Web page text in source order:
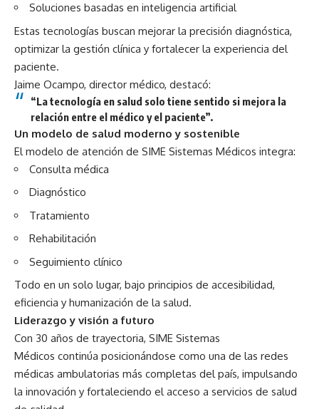
Soluciones basadas en inteligencia artificial
Estas tecnologías buscan mejorar la precisión diagnóstica,
optimizar la gestión clínica y fortalecer la experiencia del
paciente.
Jaime Ocampo, director médico, destacó:
“La tecnología en salud solo tiene sentido si mejora la
relación entre el médico y el paciente”.
Un modelo de salud moderno y sostenible
El modelo de atención de SIME Sistemas Médicos integra:
Consulta médica
Diagnóstico
Tratamiento
Rehabilitación
Seguimiento clínico
Todo en un solo lugar, bajo principios de accesibilidad,
eficiencia y humanización de la salud.
Liderazgo y visión a futuro
Con 30 años de trayectoria, SIME Sistemas
Médicos continúa posicionándose como una de las redes
médicas ambulatorias más completas del país, impulsando
la innovación y fortaleciendo el acceso a servicios de salud